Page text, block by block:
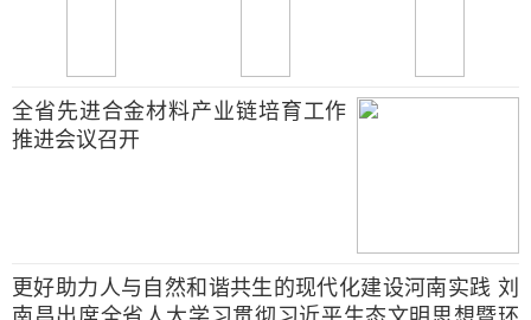
全省先进合金材料产业链培育工作
推进会议召开
更好助力人与自然和谐共生的现代化建设河南实践 刘